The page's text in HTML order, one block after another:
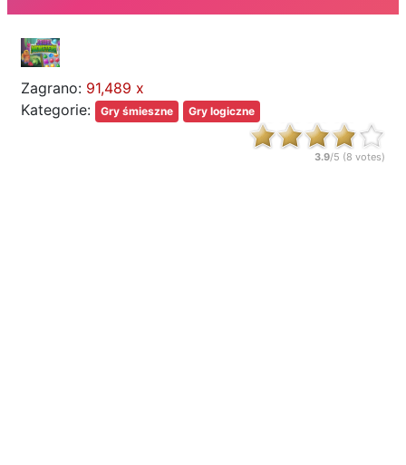
Zagrano: 91,489 x
Kategorie:
Gry śmieszne Gry logiczne
3.9/5 (8 votes)